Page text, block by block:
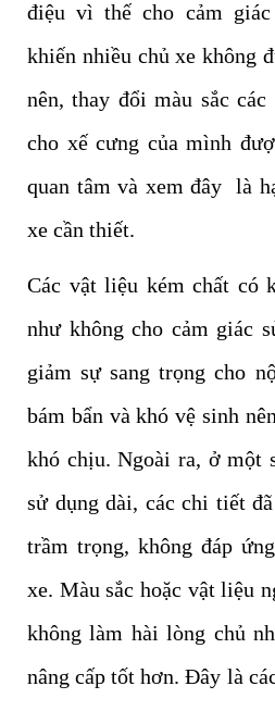
điệu vì thế cho cảm giác
khiến nhiều chủ xe không
nên, thay đổi màu sắc
cho xế cưng của mình
quan tâm và xem đây là
xe cần thiết.
Các vật liệu kém chất có
như không cho cảm giác
giảm sự sang trọng cho
bám bẩn và khó vệ sinh
khó chịu. Ngoài ra, ở một
sử dụng dài, các chi tiết
trầm trọng, không đáp
xe. Màu sắc hoặc vật liệu
không làm hài lòng chủ
nâng cấp tốt hơn. Đây là